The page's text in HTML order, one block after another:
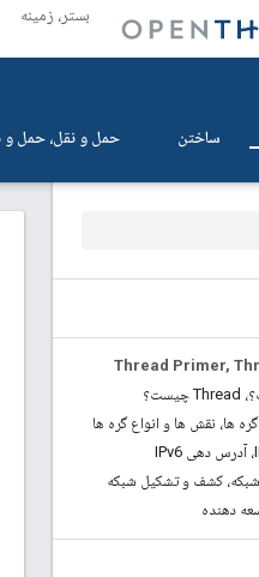
بستر، زمینه
ساختن حمل و نقل، حمل و
Thread Primer,
ها، نقش ها و انواع گره ها
کشف و تشکیل شبکه
دهنده